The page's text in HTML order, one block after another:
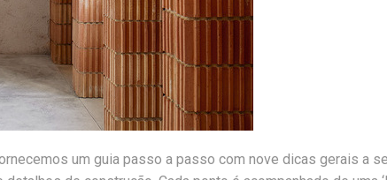
um guia passo a passo com nove dicas gerais a